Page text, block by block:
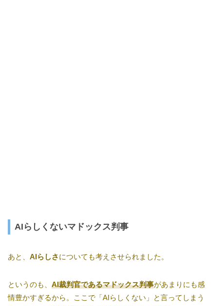
AIらしくないマドックス判事
あと、 AIらしさについても考えさせられました。
というのも、 AI裁判官であるマドックス判事があまりにも感
情豊かすぎるから。ここで「AIらしくない」と言ってしまう